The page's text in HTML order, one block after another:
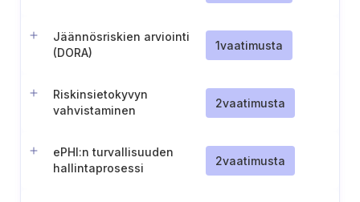
Jäännösriskien arviointi
(DORA)
1vaatimusta
Riskinsietokyvyn
vahvistaminen
2vaatimusta
ePHI:n turvallisuuden
hallintaprosessi
2vaatimusta